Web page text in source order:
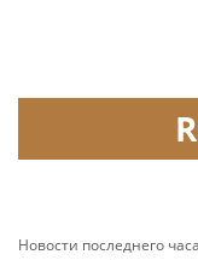
Новости последнего